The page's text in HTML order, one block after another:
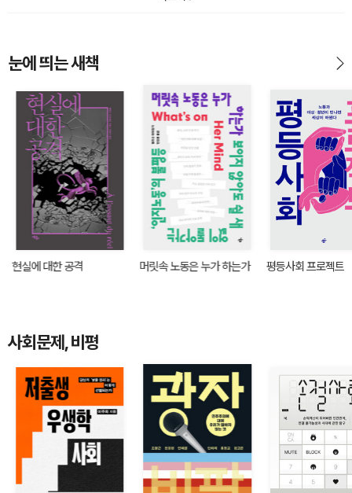
눈에 띄는 새책
현실에 대한 공격 머릿속 노동은 누가 하는가 평등사회 프로젝트
사회문제, 비평